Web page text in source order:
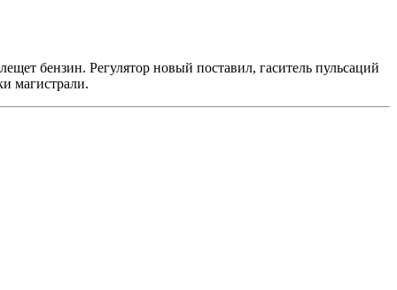
бензин. Регулятор новый поставил, гаситель пульсаций
магистрали.